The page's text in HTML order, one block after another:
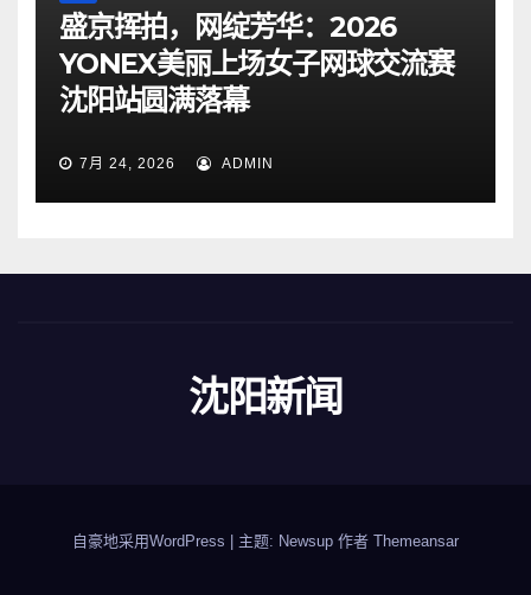
盛京挥拍，网绽芳华：2026
YONEX美丽上场女子网球交流赛
沈阳站圆满落幕
7月 24, 2026 ADMIN
沈阳新闻
自豪地采用WordPress 主题: Newsup 作者 Themeansar